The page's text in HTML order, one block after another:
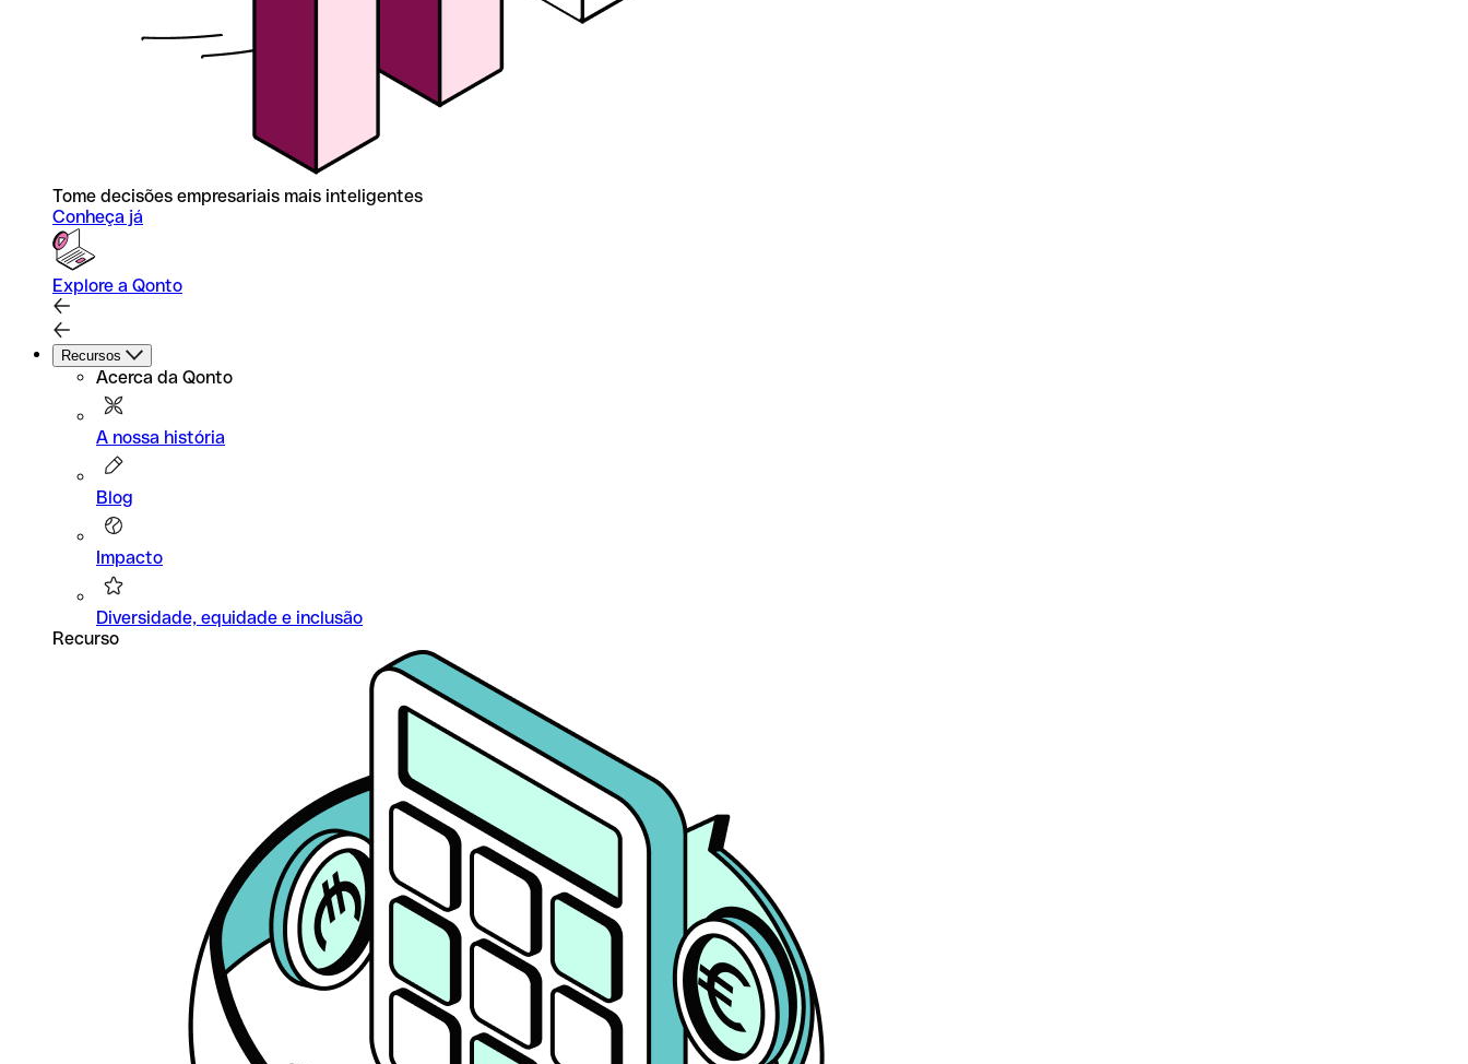
Tome decisões empresariais mais inteligentes
Conheça já
Explore a Qonto
Recursos
Acerca da Qonto
A nossa história
Blog
Impacto
Diversidade, equidade e inclusão
Recurso